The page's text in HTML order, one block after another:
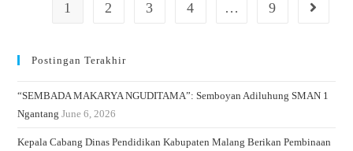
1 2 3 4 … 9
Postingan Terakhir
“SEMBADA MAKARYA NGUDITAMA”: Semboyan Adiluhung SMAN 1
Ngantang June 6, 2026
Kepala Cabang Dinas Pendidikan Kabupaten Malang Berikan Pembinaan